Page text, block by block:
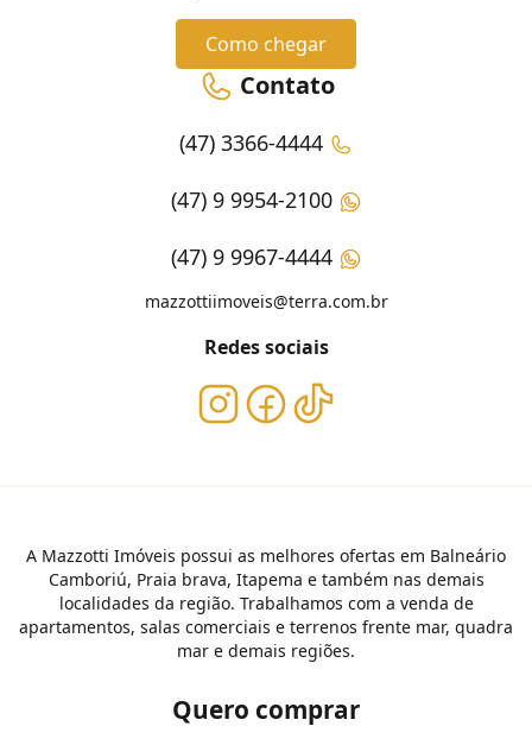
Como chegar
Contato
(47) 3366-4444
(47) 9 9954-2100
(47) 9 9967-4444
mazzottiimoveis@terra.com.br
Redes sociais
A Mazzotti Imóveis possui as melhores ofertas em Balneário
Camboriú, Praia brava, Itapema e também nas demais
localidades da região. Trabalhamos com a venda de
apartamentos, salas comerciais e terrenos frente mar, quadra
mar e demais regiões.
Quero comprar